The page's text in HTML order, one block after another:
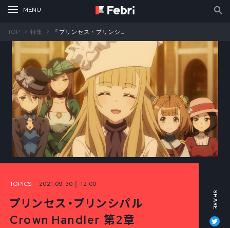
TOP 特集 『プリンセス・プリンシパル Crown Handler』第2章 監督・橘正紀インタビュー 後編
TOPICS 2021.09.30 │ 12:00
プリンセス・プリンシパル
Crown Handler 第2章